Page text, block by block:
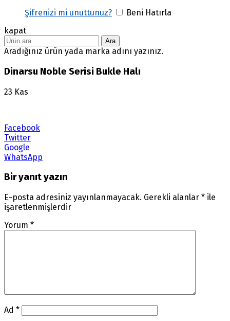
Şifrenizi mi unuttunuz?
Beni Hatırla
kapat
Ara
Aradığınız ürün yada marka adını yazınız.
Dinarsu Noble Serisi Bukle Halı
23 Kas
Facebook
Twitter
Google
WhatsApp
Bir yanıt yazın
E-posta adresiniz yayınlanmayacak. Gerekli alanlar * ile
işaretlenmişlerdir
Yorum *
Ad *